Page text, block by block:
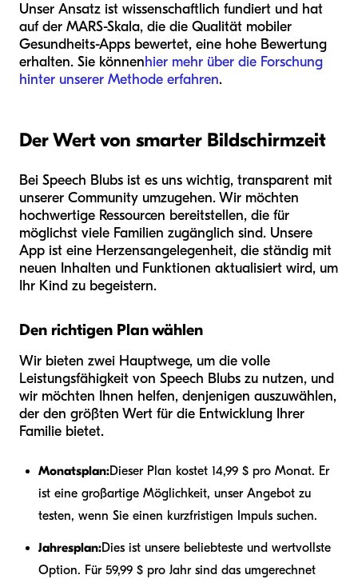
Unser Ansatz ist wissenschaftlich fundiert und hat
auf der MARS-Skala, die die Qualität mobiler
Gesundheits-Apps bewertet, eine hohe Bewertung
erhalten. Sie könnenhier mehr über die Forschung
hinter unserer Methode erfahren.
Der Wert von smarter Bildschirmzeit
Bei Speech Blubs ist es uns wichtig, transparent mit
unserer Community umzugehen. Wir möchten
hochwertige Ressourcen bereitstellen, die für
möglichst viele Familien zugänglich sind. Unsere
App ist eine Herzensangelegenheit, die ständig mit
neuen Inhalten und Funktionen aktualisiert wird, um
Ihr Kind zu begeistern.
Den richtigen Plan wählen
Wir bieten zwei Hauptwege, um die volle
Leistungsfähigkeit von Speech Blubs zu nutzen, und
wir möchten Ihnen helfen, denjenigen auszuwählen,
der den größten Wert für die Entwicklung Ihrer
Familie bietet.
Monatsplan:Dieser Plan kostet 14,99 $ pro Monat. Er
ist eine großartige Möglichkeit, unser Angebot zu
testen, wenn Sie einen kurzfristigen Impuls suchen.
Jahresplan:Dies ist unsere beliebteste und wertvollste
Option. Für 59,99 $ pro Jahr sind das umgerechnet